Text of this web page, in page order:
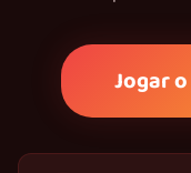
Jogar